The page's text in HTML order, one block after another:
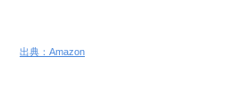
出典：Amazon